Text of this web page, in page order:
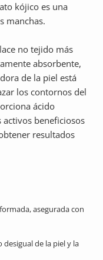
kójico es una
manchas.
no tejido más
absorbente,
de la piel está
los contornos del
ácido
beneficiosos
resultados
asegurada con
de la piel y la